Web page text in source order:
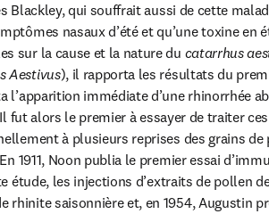
Blackley, qui souffrait aussi de cette
nasaux d’été et qu’une toxine en
sur la cause et la nature du catarrhus
Aestivus), il rapporta les résultats du
l’apparition immédiate d’une rhinorrhée
fut alors le premier à essayer de traiter
à plusieurs reprises des grains de
1911, Noon publia le premier essai
étude, les injections d’extraits de pollen
saisonnière et, en 1954, Augustin